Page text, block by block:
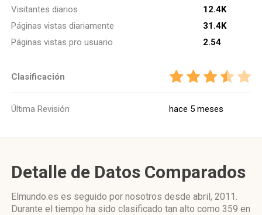
Visitantes diarios
12.4K
Páginas vistas diariamente
31.4K
Páginas vistas pro usuario
2.54
Clasificación
Última Revisión hace 5 meses
Detalle de Datos Comparados
Elmundo.es es seguido por nosotros desde abril, 2011.
Durante el tiempo ha sido clasificado tan alto como 359 en